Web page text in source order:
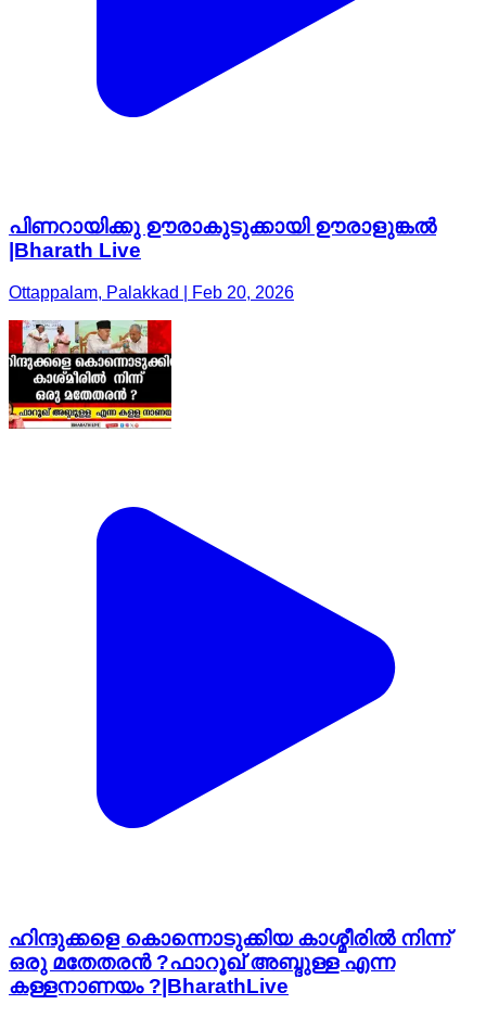
പിണറായിക്കു ഊരാകുടുക്കായി ഊരാളുങ്കൽ
|Bharath Live
Ottappalam, Palakkad | Feb 20, 2026
ഹിന്ദുക്കളെ കൊന്നൊടുക്കിയ കാശ്മീരിൽ നിന്ന്
ഒരു മതേതരൻ ?ഫാറൂഖ് അബ്ദുള്ള എന്ന
കള്ളനാണയം ?|BharathLive